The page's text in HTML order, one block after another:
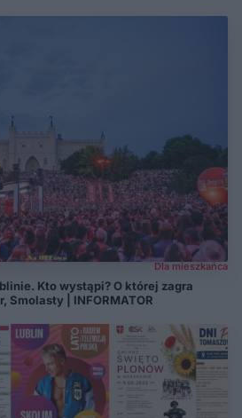
Dla mieszkańca
Kto wystąpi? O której zagra
Smolasty | INFORMATOR